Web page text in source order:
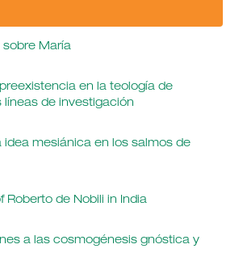
sobre María
en la teología de
líneas de investigación
idea mesiánica en los salmos de
Roberto de Nobili in India
a las cosmogénesis gnóstica y